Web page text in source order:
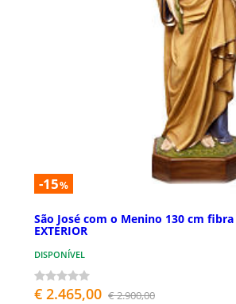
-15%
São José com o Menino 130 cm
EXTERIOR
DISPONÍVEL
€ 2.465,00 € 2.900,00